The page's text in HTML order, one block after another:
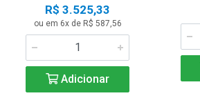
R$ 3.525,33
ou em 6x de R$ 587,56
Adicionar